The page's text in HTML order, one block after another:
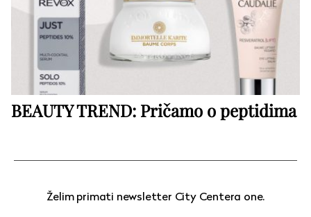
BEAUTY TREND: Pričamo o peptidima
Želim primati newsletter City Centera one.